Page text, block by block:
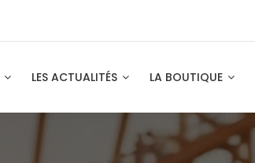
LES ACTUALITÉS LA BOUTIQUE